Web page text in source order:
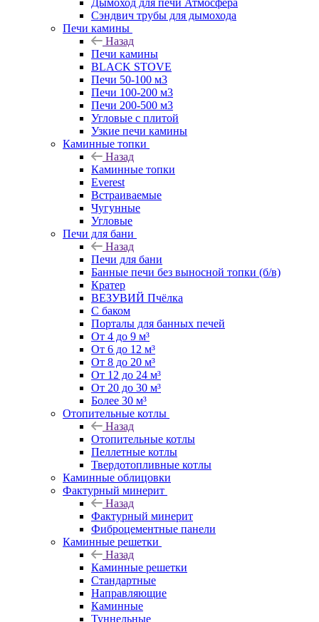
Дымоход для печи Атмосфера
Сэндвич трубы для дымохода
Печи камины
Назад
Печи камины
BLACK STOVE
Печи 50-100 м3
Печи 100-200 м3
Печи 200-500 м3
Угловые с плитой
Узкие печи камины
Каминные топки
Назад
Каминные топки
Everest
Встраиваемые
Чугунные
Угловые
Печи для бани
Назад
Печи для бани
Банные печи без выносной топки (б/в)
Кратер
ВЕЗУВИЙ Пчёлка
С баком
Порталы для банных печей
От 4 до 9 м³
От 6 до 12 м³
От 8 до 20 м³
От 12 до 24 м³
От 20 до 30 м³
Более 30 м³
Отопительные котлы
Назад
Отопительные котлы
Пеллетные котлы
Твердотопливные котлы
Каминные облицовки
Фактурный минерит
Назад
Фактурный минерит
Фиброцементные панели
Каминные решетки
Назад
Каминные решетки
Стандартные
Направляющие
Каминные
Туннельные